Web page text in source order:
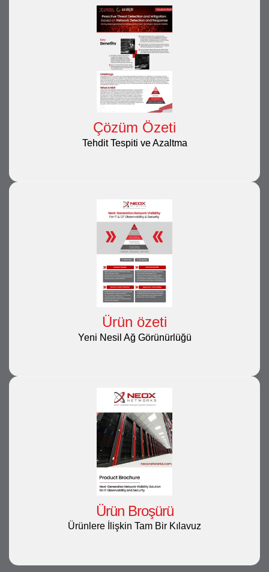
Çözüm Özeti
Tehdit Tespiti ve Azaltma
Ürün özeti
Yeni Nesil Ağ Görünürlüğü
Ürün Broşürü
Ürünlere İlişkin Tam Bir Kılavuz